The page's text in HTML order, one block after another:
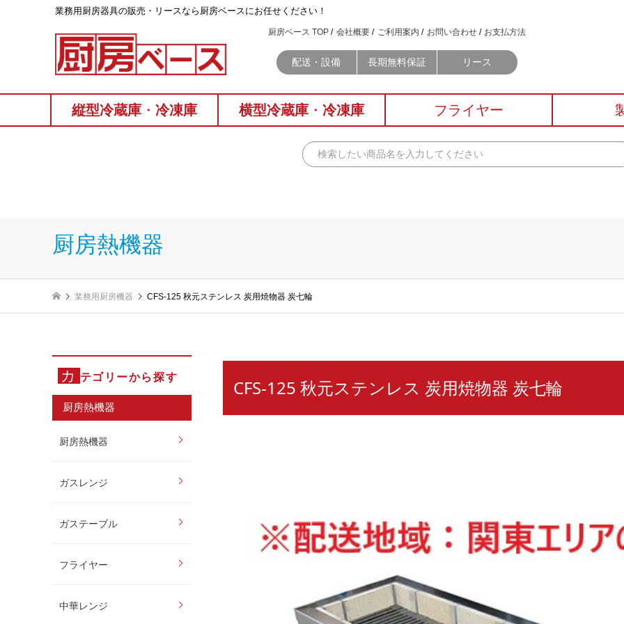
業務⽤厨房器具の販売・リースなら厨房ベースにお任せください！
厨房ベース TOP 会社概要 ご利用案内 お問い合わせ お支払方法
配送・設備 長期無料保証 リース
縦型冷蔵庫 ・ 冷凍庫 横型冷蔵庫 ・ 冷凍庫 フライヤー
厨房熱機器
業務用厨房機器 CFS-125 秋元ステンレス 炭用焼物器 炭七輪
カ テゴリーから探す
厨房熱機器
厨房熱機器
ガスレンジ
ガステーブル
フライヤー
中華レンジ
CFS-125 秋元ステンレス 炭用焼物器 炭七輪